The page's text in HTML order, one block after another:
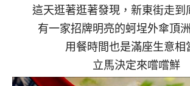
這天逛著逛著發現，新東街走到
有一家招牌明亮的蚵埕外傘頂
用餐時間也是滿座生意相
立馬決定來嚐嚐鮮